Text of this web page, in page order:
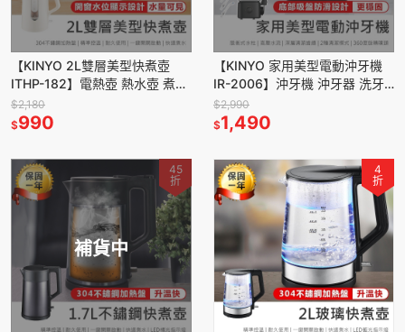
【KINYO 2L雙層美型快煮壺
ITHP-182】電熱壺 熱水壺 煮水
壺 電茶壺 快煮壺 電熱水壺 雙層
防燙
$2,180
$990
【KINYO 家用美型電動沖牙機
IR-2006】沖牙機 沖牙器 洗牙
機 洗牙器 牙齒清潔 牙套清潔 電
動沖牙機
$2,990
$1,490
補貨中
45
折
4
折